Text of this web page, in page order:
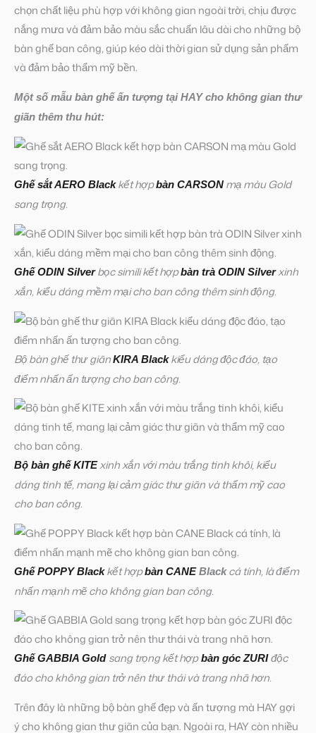
chọn chất liệu phù hợp với không gian ngoài trời, chịu được
nắng mưa và đảm bảo màu sắc chuẩn lâu dài cho những bộ
bàn ghế ban công, giúp kéo dài thời gian sử dụng sản phẩm
và đảm bảo thẩm mỹ bền.
Một số mẫu bàn ghế ấn tượng tại HAY cho không gian thư
giãn thêm thu hút:
Ghế sắt AERO Black kết hợpbàn CARSON mạ màu Gold
sang trọng.
Ghế ODIN Silverbọc simili kết hợpbàn trà ODIN Silverxinh
xắn, kiểu dáng mềm mại cho ban công thêm sinh động.
Bộ bàn ghế thư giãnKIRA Blackkiểu dáng độc đáo, tạo
điểm nhấn ấn tượng cho ban công.
Bộ bàn ghế KITExinh xắn với màu trắng tinh khôi, kiểu
dáng tinh tế, mang lại cảm giác thư giãn và thẩm mỹ cao
cho ban công.
Ghế POPPY Blackkết hợpbàn CANEBlackcá tính, là điểm
nhấn mạnh mẽ cho không gian ban công.
Ghế GABBIA Gold sang trọng kết hợp bàn góc ZURI độc
đáo cho không gian trở nên thư thái và trang nhã hơn.
Trên đây là những bộ bàn ghế đẹp và ấn tượng mà HAY gợi
ý cho không gian thư giãn của bạn. Ngoài ra, HAY còn nhiều